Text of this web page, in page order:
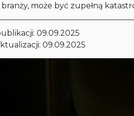
może być zupełną
09.09.2025
09.09.2025